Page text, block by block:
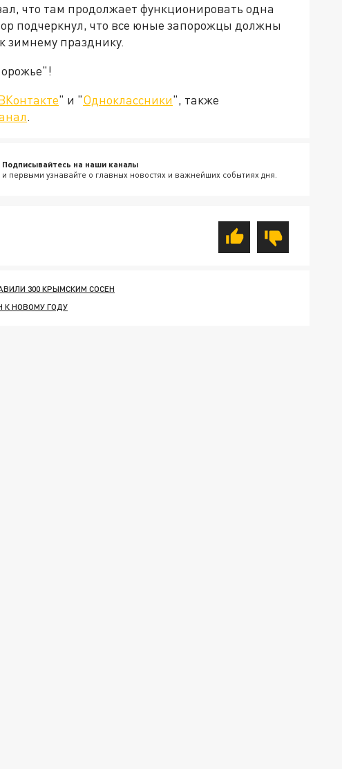
что там продолжает функционировать одна
подчеркнул, что все юные запорожцы должны
зимнему празднику.
" и "Одноклассники", также
.
Подписывайтесь на наши каналы
и первыми узнавайте о главных новостях и важнейших событиях дня.
300 КРЫМСКИМ СОСЕН
К НОВОМУ ГОДУ